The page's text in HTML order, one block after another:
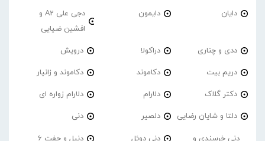
دایان دایمون
دجی علی A2 و
افشین ضیایی
ددی و چناری دراکولا درویش
دریم بیت دکاموند دکاموند و زانیار
دکتر گلاک دلارام دلارام زواره ای
دلتا و شایان رضایی دلصیر دنی
دنی خرسندی و
دنی دوئل دنیل و جفت 6